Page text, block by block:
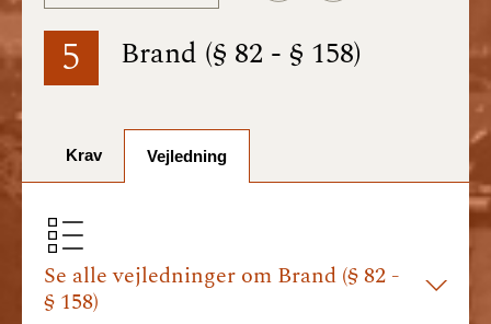
5 Brand (§ 82 - § 158)
BR18 (Aktuelt)
BR18 (1/1-30/6
BR18 (1/7- 31/12
2024)
Krav Vejledning
Se alle vejledninger om Brand (§ 82 -
§ 158)